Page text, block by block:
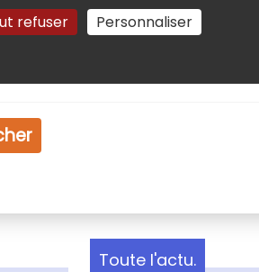
refuser Personnaliser
Gestion des cookies
Toute l'actu.